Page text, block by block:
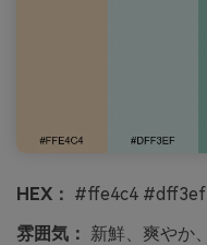
HEX： #ffe4c4 #dff3ef
雰囲気： 新鮮、爽やか